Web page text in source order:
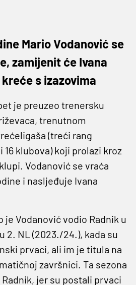
Mario Vodanović se
zamijenit će Ivana
s izazovima
je preuzeo trenersku
trenutnom
(treći rang
klubova) koji prolazi kroz
Vodanović se vraća
i nasljeđuje Ivana
je Vodanović vodio Radnik u
2. NL (2023./24.), kada su
prvaci, ali im je titula na
završnici. Ta sezona
jer su postali prvaci